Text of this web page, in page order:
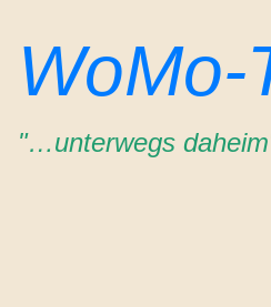
Inhalt
springen
WoMo-
"…unterwegs